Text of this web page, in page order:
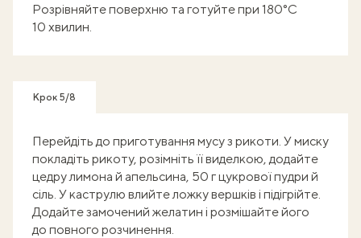
Розрівняйте поверхню та готуйте при 180°C
10 хвилин.
Крок 5/8
Перейдіть до приготування мусу з рикоти. У миску
покладіть рикоту, розімніть її виделкою, додайте
цедру лимона й апельсина, 50 г цукрової пудри й
сіль. У каструлю влийте ложку вершків і підігрійте.
Додайте замочений желатин і розмішайте його
до повного розчинення.